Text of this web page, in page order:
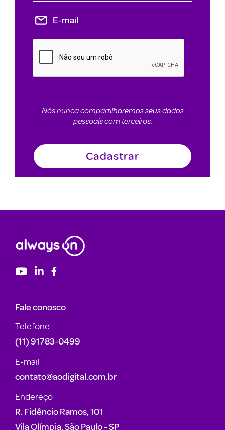
Nós nunca compartilharemos seus dados
pessoais com terceiros.
Fale conosco
Telefone
(11) 91783-0499
E-mail
contato@aodigital.com.br
Endereço
R. Fidêncio Ramos, 101
Vila Olímpia, São Paulo - SP